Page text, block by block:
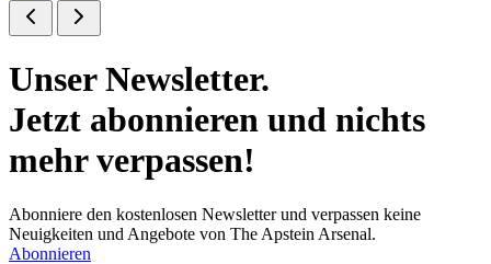
Unser Newsletter.
Jetzt abonnieren und nichts
mehr verpassen!
Abonniere den kostenlosen Newsletter und verpassen keine
Neuigkeiten und Angebote von The Apstein Arsenal.
Abonnieren